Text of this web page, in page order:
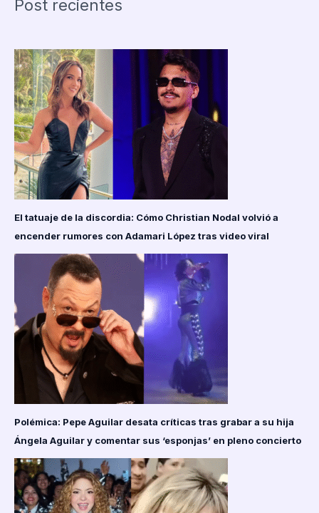
la
Xenomorfo
hizo
que
el
juego
fuera
más
largo
de
lo
Post recientes
El tatuaje de la discordia: Cómo Christian Nodal volvió a
encender rumores con Adamari López tras video viral
Polémica: Pepe Aguilar desata críticas tras grabar a su hija
Ángela Aguilar y comentar sus ‘esponjas’ en pleno concierto